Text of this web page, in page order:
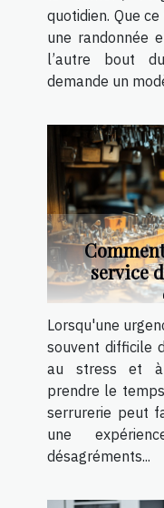
quotidien. Que
une randonnée
l’autre bout
demande un
service
Lorsqu'une
souvent difficile
au stress et à
prendre le
serrurerie peut
une
désagréments...